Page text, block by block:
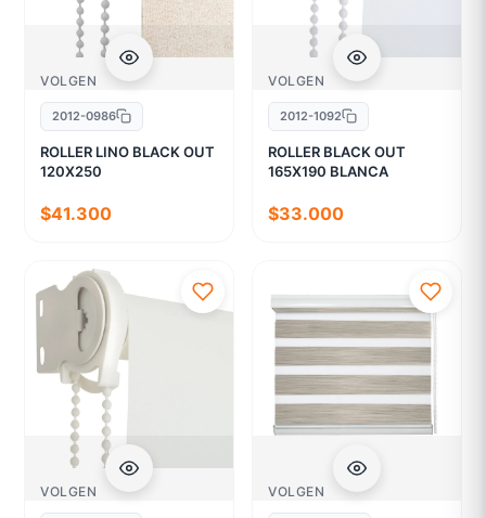
VOLGEN
2012-0986
ROLLER LINO BLACK OUT
120X250
$41.300
VOLGEN
2012-1092
ROLLER BLACK OUT
165X190 BLANCA
$33.000
VOLGEN VOLGEN